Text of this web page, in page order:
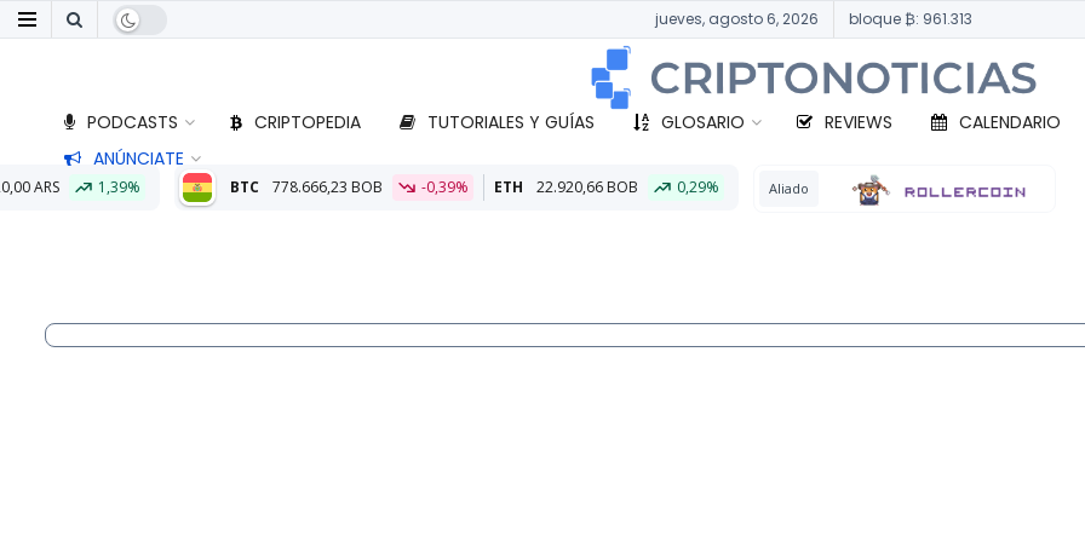
jueves, agosto 6, 2026 bloque ₿: 961.313
PODCASTS CRIPTOPEDIA TUTORIALES Y GUÍAS GLOSARIO REVIEWS CALENDARIO
ANÚNCIATE
BTC 778.666,23 BOB -0,39% ETH 22.920,66 BOB 0,29% Aliado BTC 331.084,37